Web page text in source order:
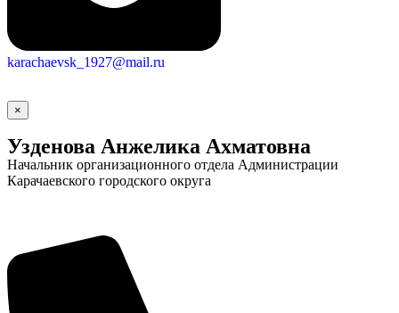
karachaevsk_1927@mail.ru
×
Узденова Анжелика Ахматовна
Начальник организационного отдела Администрации
Карачаевского городского округа